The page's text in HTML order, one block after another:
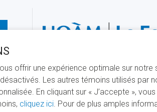
PROPULSÉ PAR
offrir une expérience optimale sur
Les autres témoins utilisés par
En cliquant sur « J’accepte »,
cliquez ici. Pour de plus amples